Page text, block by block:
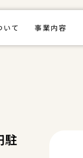
いて 事業内容
駐